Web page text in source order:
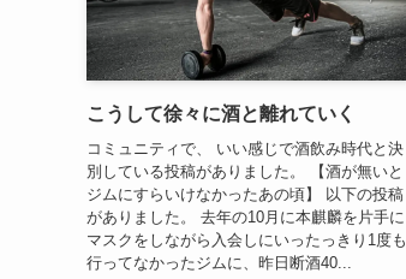
こうして徐々に酒と離れていく
コミュニティで、 いい感じで酒飲み時代と決
別している投稿がありました。 【酒が無いと
ジムにすらいけなかったあの頃】 以下の投稿
がありました。 去年の10月に本麒麟を片手に
マスクをしながら入会しにいったっきり1度も
行ってなかったジムに、昨日断酒40...